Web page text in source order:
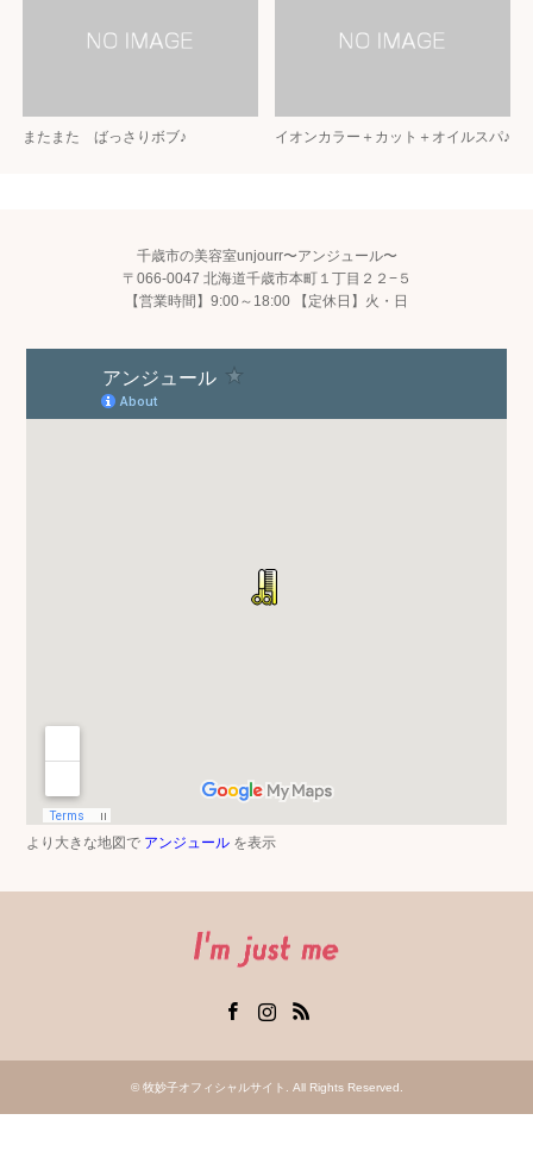
またまた ばっさりボブ♪ イオンカラー＋カット＋オイルスパ♪
千歳市の美容室unjourr〜アンジュール〜
〒066-0047 北海道千歳市本町１丁目２２−５
【営業時間】9:00～18:00 【定休日】火・日
より大きな地図で アンジュール を表示
© 牧妙子オフィシャルサイト . All Rights Reserved.